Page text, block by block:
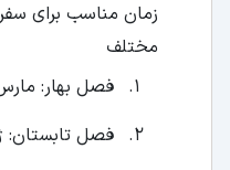
زمان مناسب برای
مختلف
فصل بهار:
فصل تابستان: